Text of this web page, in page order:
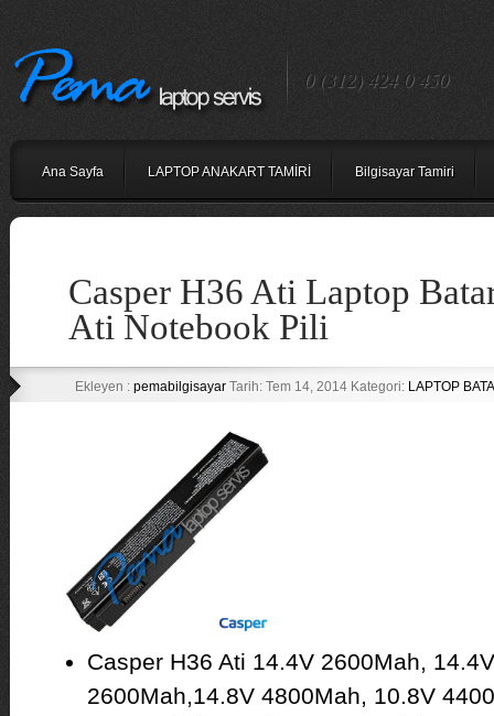
0 (312) 424 0 450
Ana Sayfa LAPTOP ANAKART TAMİRİ Bilgisayar Tamiri
Casper H36 Ati Laptop
Ati Notebook Pili
Ekleyen : pemabilgisayarTarih: Tem 14, 2014 Kategori: LAPTOP
Casper H36 Ati 14.4V 2600Mah,
2600Mah,14.8V 4800Mah, 10.8V